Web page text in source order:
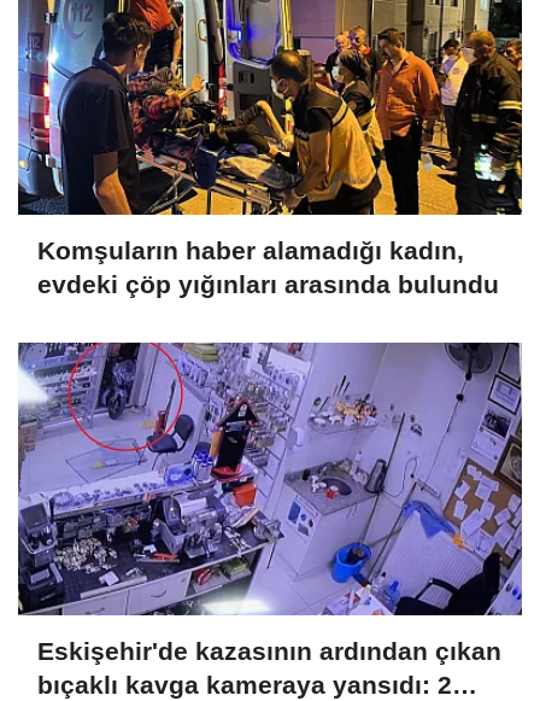
Komşuların haber alamadığı kadın,
evdeki çöp yığınları arasında bulundu
Eskişehir'de kazasının ardından çıkan
bıçaklı kavga kameraya yansıdı: 2